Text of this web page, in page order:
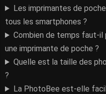
Les imprimantes de
tous les smartphones ?
Combien de temps faut-il
une imprimante de poche ?
Quelle est la taille des
?
La PhotoBee est-elle